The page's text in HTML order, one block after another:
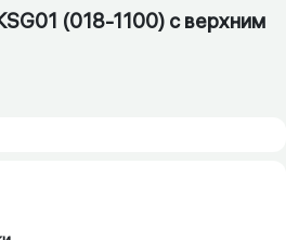
(018-1100) с верхним